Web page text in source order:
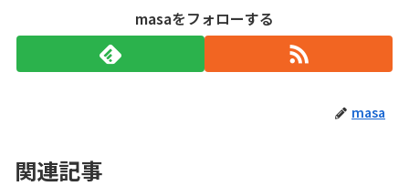
masaをフォローする
masa
関連記事